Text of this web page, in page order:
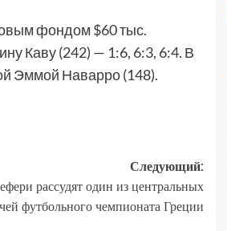
фондом $60 тыс.
Каву (242) — 1:6, 6:3, 6:4. В
Эммой Наварро (148).
Следующий:
рассудят один из центральных
футбольного чемпионата Греции